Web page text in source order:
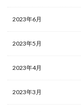
2023年6月
2023年5月
2023年4月
2023年3月